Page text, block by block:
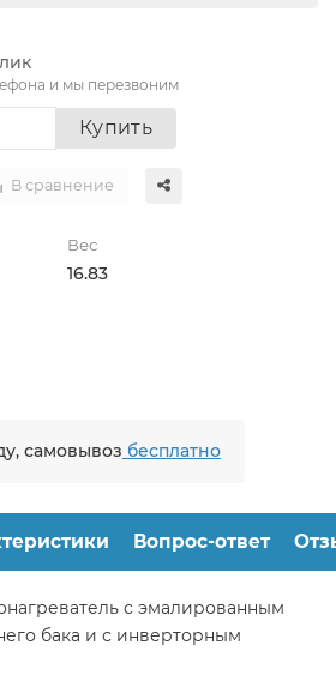
и мы перезвоним
Купить
В сравнение
Вес
16.83
самовывоз бесплатно
Вопрос-ответ
с эмалированным
бака и с инверторным